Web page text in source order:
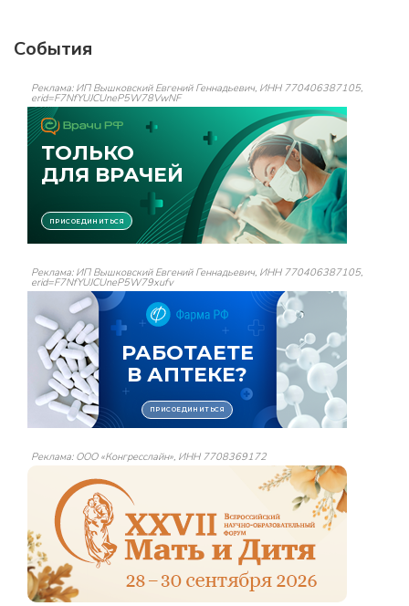
События
Реклама: ИП Вышковский Евгений Геннадьевич, ИНН 770406387105,
erid=F7NfYUJCUneP5W78VwNF
Реклама: ИП Вышковский Евгений Геннадьевич, ИНН 770406387105,
erid=F7NfYUJCUneP5W79xufv
Реклама: ООО «Конгресслайн», ИНН 7708369172